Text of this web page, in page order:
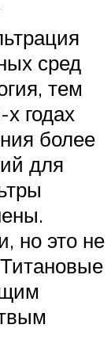
сред
тем
годах
более
для
но это не